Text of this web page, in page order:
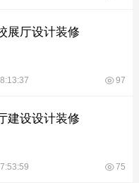
展厅设计装修
97
建设设计装修
75